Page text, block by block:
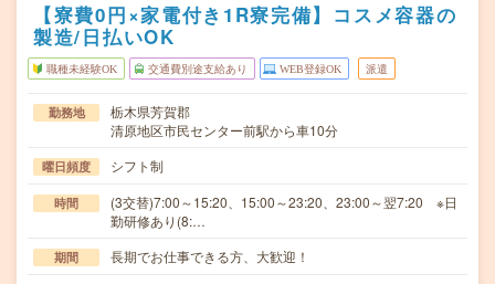
【寮費0円×家電付き1R寮完備】コスメ容器の
製造/日払いOK
職種未経験OK 交通費別途支給あり WEB登録OK 派遣
勤務地
栃木県芳賀郡
清原地区市民センター前駅から車10分
曜日頻度 シフト制
時間
(3交替)7:00～15:20、15:00～23:20、23:00～翌7:20 ※日
勤研修あり(8:…
期間 長期でお仕事できる方、大歓迎！